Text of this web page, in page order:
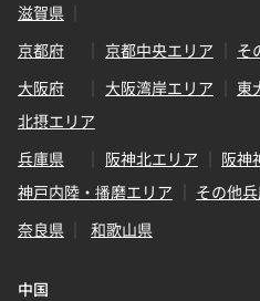
滋賀県
京都府
京都中央エリア
そ
大阪府
大阪湾岸エリア 東
北摂エリア
兵庫県
阪神北エリア
阪神
神戸内陸・播磨エリア
その他
奈良県
和歌山県
中国